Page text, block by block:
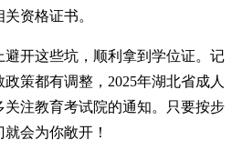
资格证书。
开这些坑，顺利拿到学位证。记
策都有调整，2025年湖北省成人
注教育考试院的通知。只要按步
会为你敞开！